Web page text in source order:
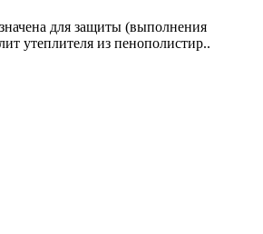
для защиты (выполнения
утеплителя из пенополистир..